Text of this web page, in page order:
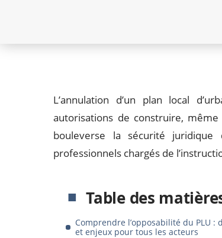
L’annulation d’un plan local
autorisations de construire,
bouleverse la sécurité
professionnels chargés de
Table des
Comprendre l’opposabilité du PLU :
et enjeux pour tous les acteurs